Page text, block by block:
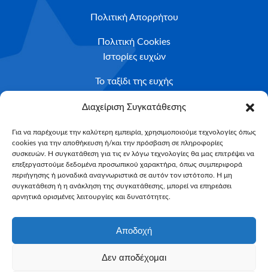
Διαχείριση Συγκατάθεσης
Για να παρέχουμε την καλύτερη εμπειρία, χρησιμοποιούμε τεχνολογίες όπως
cookies για την αποθήκευση ή/και την πρόσβαση σε πληροφορίες
συσκευών. Η συγκατάθεση για τις εν λόγω τεχνολογίες θα μας επιτρέψει να
επεξεργαστούμε δεδομένα προσωπικού χαρακτήρα, όπως συμπεριφορά
περιήγησης ή μοναδικά αναγνωριστικά σε αυτόν τον ιστότοπο. Η μη
συγκατάθεση ή η ανάκληση της συγκατάθεσης, μπορεί να επηρεάσει
αρνητικά ορισμένες λειτουργίες και δυνατότητες.
Αποδοχή
Δεν αποδέχομαι
Πολιτική Απορρήτου
Πολιτική Cookies
Ιστορίες ευχών
Το ταξίδι της ευχής
Κριτήρια Καταλληλότητας
Υποβολή Αιτήματος
NEWSLETTER
Email*